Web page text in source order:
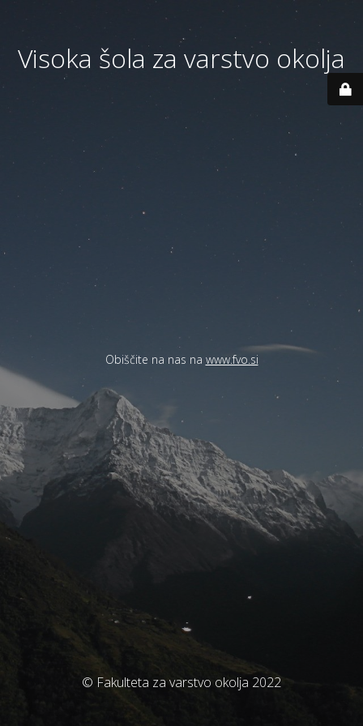
Visoka šola za varstvo okolja
Obiščite na nas na www.fvo.si
© Fakulteta za varstvo okolja 2022